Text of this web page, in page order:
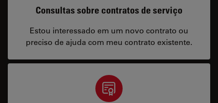
Consultas sobre contratos de serviço
Estou interessado em um novo contrato ou
preciso de ajuda com meu contrato existente.